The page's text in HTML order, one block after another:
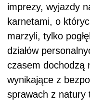
imprezy, wyjazdy
karnetami, o
marzyli, tylko
działów
czasem dochodzą
wynikające z
sprawach z natury